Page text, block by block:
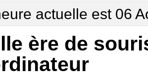
actuelle est 06
ère de